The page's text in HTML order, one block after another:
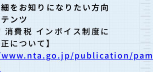
をお知りになりたい方向
ンツ
消費税 インボイス制度に
について】
publication/